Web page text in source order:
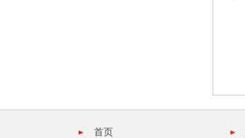
首页